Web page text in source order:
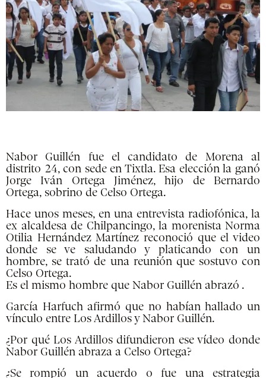
Nabor Guillén fue el candidato de Morena al
distrito 24, con sede en Tixtla. Esa elección la ganó
Jorge Iván Ortega Jiménez, hijo de Bernardo
Ortega, sobrino de Celso Ortega.
Hace unos meses, en una entrevista radiofónica, la
ex alcaldesa de Chilpancingo, la morenista Norma
Otilia Hernández Martínez reconoció que el video
donde se ve saludando y platicando con un
hombre, se trató de una reunión que sostuvo con
Celso Ortega.
Es el mismo hombre que Nabor Guillén abrazó .
García Harfuch afirmó que no habían hallado un
vínculo entre Los Ardillos y Nabor Guillén.
¿Por qué Los Ardillos difundieron ese vídeo donde
Nabor Guillén abraza a Celso Ortega?
¿Se rompió un acuerdo o fue una estrategia